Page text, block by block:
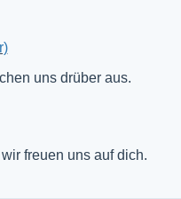
uns drüber aus.
freuen uns auf dich.